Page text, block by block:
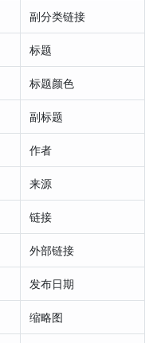
副分类链接
标题
标题颜色
副标题
作者
来源
链接
外部链接
发布日期
缩略图